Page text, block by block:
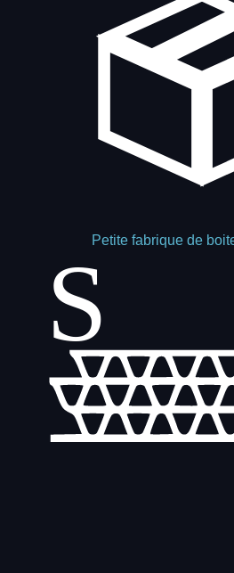
Petite fabrique de